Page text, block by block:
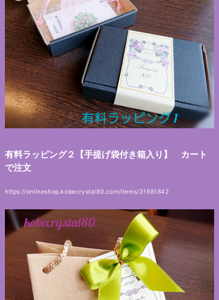
有料ラッピング２【手提げ袋付き箱入り】 カート
で注文
https://onlineshop.kobecrystal80.com/items/31681842